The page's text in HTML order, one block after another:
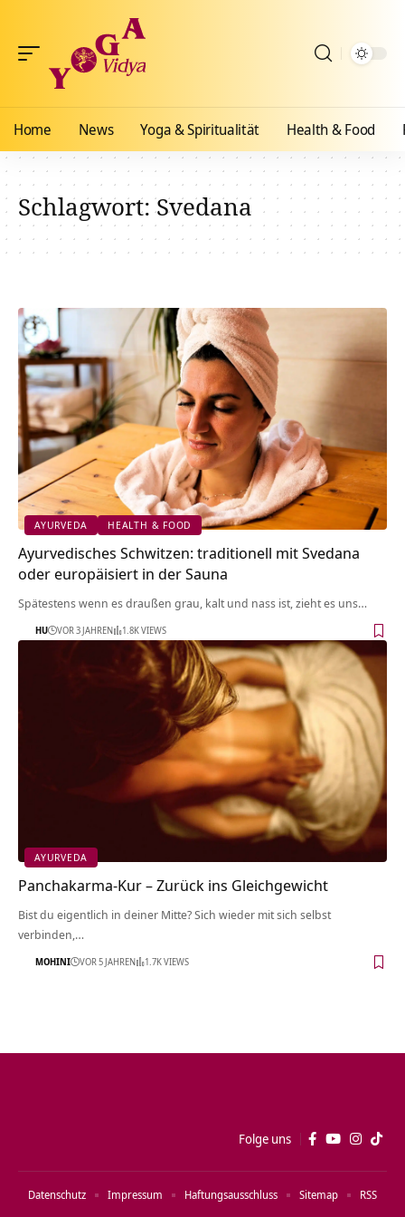
Home News Yoga & Spiritualität Health & Food
Schlagwort:Svedana
AYURVEDA HEALTH & FOOD
Ayurvedisches Schwitzen: traditionell mit Svedana
oder europäisiert in der Sauna
Spätestens wenn es draußen grau, kalt und nass ist, zieht es uns…
HU VOR 3 JAHREN 1.8K VIEWS
AYURVEDA
Panchakarma-Kur – Zurück ins Gleichgewicht
Bist du eigentlich in deiner Mitte? Sich wieder mit sich selbst
verbinden,…
MOHINI VOR 5 JAHREN 1.7K VIEWS
Folge uns
Datenschutz Impressum Haftungsausschluss Sitemap RSS